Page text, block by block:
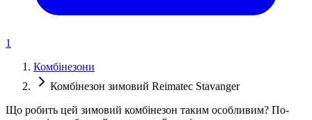
1
Комбінезони
Комбінезон зимовий Reimatec Stavanger
Що робить цей зимовий комбінезон таким особливим? По-